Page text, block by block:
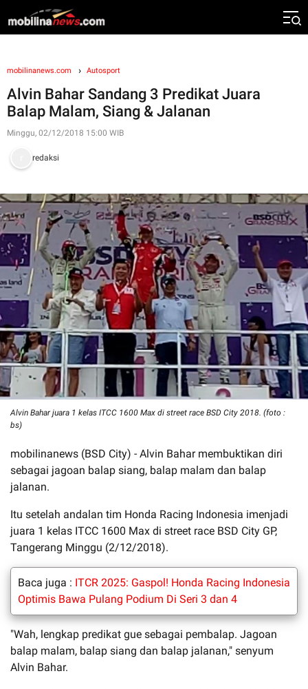
mobilinanews.com Autosport
Alvin Bahar Sandang 3 Predikat Juara
Balap Malam, Siang & Jalanan
Minggu, 02/12/2018 15:00 WIB
redaksi
Alvin Bahar juara 1 kelas ITCC 1600 Max di street race BSD City 2018. (foto :
bs)
mobilinanews (BSD City) - Alvin Bahar membuktikan diri
sebagai jagoan balap siang, balap malam dan balap
jalanan.
Itu setelah andalan tim Honda Racing Indonesia imenjadi
juara 1 kelas ITCC 1600 Max di street race BSD City GP,
Tangerang Minggu (2/12/2018).
Baca juga : ITCR 2025: Gaspol! Honda Racing Indonesia
Optimis Bawa Pulang Podium Di Seri 3 dan 4
"Wah, lengkap predikat gue sebagai pembalap. Jagoan
balap malam, balap siang dan balap jalanan," senyum
Alvin Bahar.